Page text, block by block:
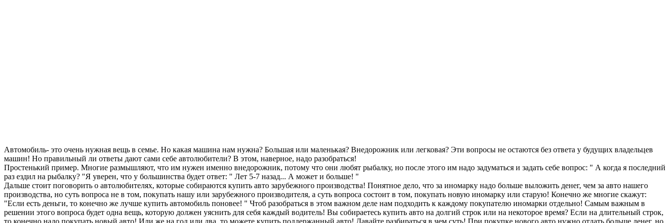
Автомобиль- это очень нужная вещь в семье. Но какая машина нам нужна? Большая или маленькая? Внедорожник или легковая? Эти вопросы не остаются без ответа у будущих владельцев
машин! Но правильный ли ответы дают сами себе автолюбители? В этом, наверное, надо разобраться!
Простенький пример. Многие размышляют, что им нужен именно внедорожник, потому что они любят рыбалку, но после этого им надо задуматься и задать себе вопрос: " А когда я последний
раз ездил на рыбалку? "Я уверен, что у большинства будет ответ: " Лет 5-7 назад... А может и больше! "
Дальше стоит поговорить о автолюбителях, которые собираются купить авто зарубежного производства! Понятное дело, что за иномарку надо больше выложить денег, чем за авто нашего
производства, но суть вопроса не в том, покупать нашу или зарубежного производителя, а суть вопроса состоит в том, покупать новую иномарку или старую! Конечно же многие скажут:
"Если есть деньги, то конечно же лучше купить автомобиль поновее! " Чтоб разобраться в этом важном деле нам подходить к каждому покупателю иномарки отдельно! Самым важным в
решении этого вопроса будет одна вещь, которую должен уяснить для себя каждый водитель! Вы собираетесь купить авто на долгий строк или на некоторое время? Если на длительный строк,
то конечно надо покупать новый авто! Или же на год или два, то можете купить поддержанный авто! Давайте разбираться в чем суть! При покупке нового авто нужно отдать больше денег, но